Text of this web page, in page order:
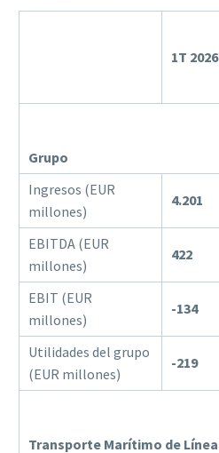
1T 2026
Grupo
Ingresos (EUR
millones)
4.201
EBITDA (EUR
millones)
422
EBIT (EUR
millones)
-134
Utilidades del grupo
(EUR millones)
-219
Transporte Marítimo de Línea